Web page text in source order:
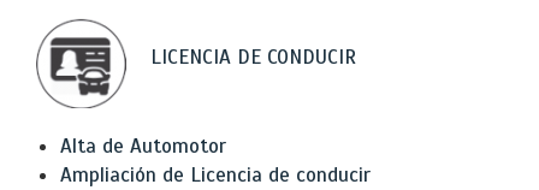
LICENCIA DE CONDUCIR
Alta de Automotor
Ampliación de Licencia de conducir